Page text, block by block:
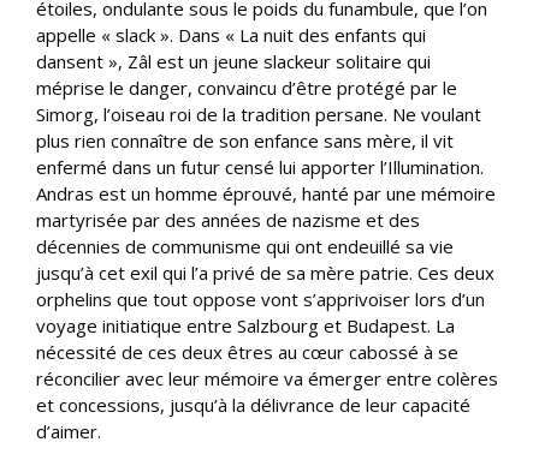
étoiles, ondulante sous le poids du funambule, que l’on
appelle « slack ». Dans « La nuit des enfants qui
dansent », Zâl est un jeune slackeur solitaire qui
méprise le danger, convaincu d’être protégé par le
Simorg, l’oiseau roi de la tradition persane. Ne voulant
plus rien connaître de son enfance sans mère, il vit
enfermé dans un futur censé lui apporter l’Illumination.
Andras est un homme éprouvé, hanté par une mémoire
martyrisée par des années de nazisme et des
décennies de communisme qui ont endeuillé sa vie
jusqu’à cet exil qui l’a privé de sa mère patrie. Ces deux
orphelins que tout oppose vont s’apprivoiser lors d’un
voyage initiatique entre Salzbourg et Budapest. La
nécessité de ces deux êtres au cœur cabossé à se
réconcilier avec leur mémoire va émerger entre colères
et concessions, jusqu’à la délivrance de leur capacité
d’aimer.